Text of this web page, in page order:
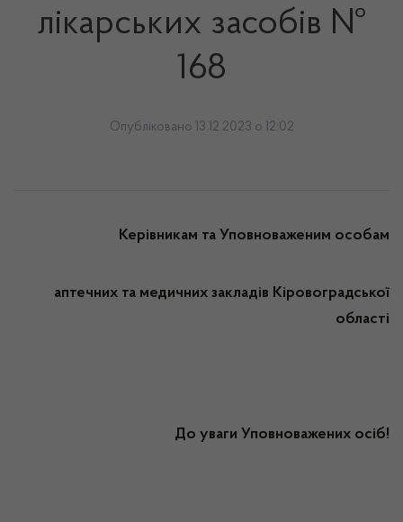
лікарських засобів №
168
Опубліковано 13.12.2023 о 12:02
Керівникам та Уповноваженим особам
аптечних та медичних закладів Кіровоградської
області
До уваги Уповноважених осіб!